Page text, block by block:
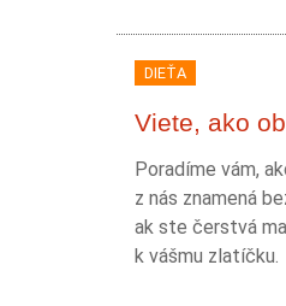
DIEŤA
Viete, ako
Poradíme vám,
z nás znamená
ak ste čerstvá
k vášmu zlatíčku.